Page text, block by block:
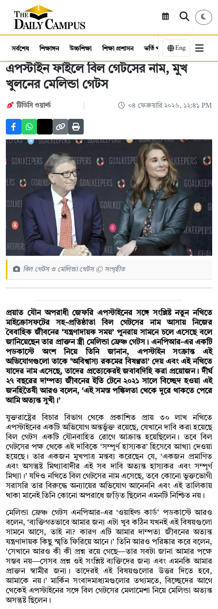
সর্বশেষ শিক্ষাঙ্গন উচ্চশিক্ষা শিক্ষা প্রশাসন ভর্তি পরীক্ষা কর্মসংস্থান
Eng
এপস্টাইন ফাইলে বিল গেটসের নাম, মুখ
খুলনের মেলিন্ডা গেটস
টিডিসি ‍ওয়ার্ল্ড ০৪ ফেব্রুয়ারি ২০২৬, ১২:৪১ PM
বিল গেটস ও মেলিন্ডা গেটস © সংগৃহীত
প্রয়াত যৌন অপরাধী জেফরি এপস্টাইনের সঙ্গে সংশ্লিষ্ট নতুন নথিতে
মাইক্রোসফটের সহ-প্রতিষ্ঠাতা বিল গেটসের নাম আসায় নিজের
বৈবাহিক জীবনের ‘যন্ত্রণাদায়ক সময়’ পুনরায় সামনে চলে এসেছে বলে
জানিয়েছেন তার প্রাক্তন স্ত্রী মেলিন্ডা ফ্রেঞ্চ গেটস। এনপিআর-এর একটি
পডকাস্টে অংশ নিয়ে তিনি জানান, এপস্টাইন সংক্রান্ত এই
অভিযোগগুলো তাকে ‘অবিশ্বাস্য রকমের বিষণ্ণতা’ দেয় এবং এই নথিতে
যাদের নাম এসেছে, তাদের প্রত্যেকেরই জবাবদিহি করা প্রয়োজন। দীর্ঘ
২৭ বছরের দাম্পত্য জীবনের ইতি টেনে ২০২১ সালে বিচ্ছেদ হওয়া এই
জনহিতৈষী আরও বলেন, ‘এই সমস্ত পঙ্কিলতা থেকে দূরে থাকতে পেরে
আমি অত্যন্ত সুখী।’
যুক্তরাষ্ট্রের বিচার বিভাগ থেকে প্রকাশিত প্রায় ৩০ লাখ নথিতে
এপস্টাইনের একটি অভিযোগ অন্তর্ভুক্ত রয়েছে, যেখানে দাবি করা হয়েছে
বিল গেটস একটি যৌনবাহিত রোগে আক্রান্ত হয়েছিলেন। তবে বিল
গেটসের পক্ষ থেকে এই দাবিকে ‘সম্পূর্ণ হাস্যকর’ হিসেবে আখ্যা দেওয়া
হয়েছে। তার একজন মুখপাত্র মন্তব্য করেছেন যে, ‘একজন প্রমাণিত
এবং অসন্তুষ্ট মিথ্যাবাদীর এই সব দাবি অত্যন্ত হাস্যকর এবং সম্পূর্ণ
মিথ্যা।’ যদিও নথিতে বিল গেটসের নাম এসেছে, তবে কোনো ভুক্তভোগী
সরাসরি তার বিরুদ্ধে অন্যায়ের অভিযোগ আনেননি এবং এই তালিকায়
থাকা মানেই তিনি কোনো অপরাধে জড়িত ছিলেন এমনটি নিশ্চিত নয়।
মেলিন্ডা ফ্রেঞ্চ গেটস এনপিআর-এর ‘ওয়াইল্ড কার্ড’ পডকাস্টে আরও
বলেন, ‘ব্যক্তিগতভাবে আমার জন্য এটা খুব কঠিন যখনই এই বিষয়গুলো
সামনে আসে, তাই না? কারণ এটি আমার দাম্পত্য জীবনের অত্যন্ত
যন্ত্রণাদায়ক কিছু স্মৃতি ফিরিয়ে আনে।’ তিনি আরও পরিষ্কার করে বলেন,
‘সেখানে আরও কী কী প্রশ্ন রয়ে গেছে—তার সবটা জানা আমার পক্ষে
সম্ভব নয়—সেসব প্রশ্ন ওই সংশ্লিষ্ট ব্যক্তিদের জন্য এবং এমনকি আমার
প্রাক্তন স্বামীর জন্য। তাদেরই এই বিষয়গুলোর উত্তর দিতে হবে,
আমাকে নয়।’ মার্কিন সংবাদমাধ্যমগুলোর তথ্যমতে, বিচ্ছেদের আগে
থেকেই এপস্টাইনের সঙ্গে বিল গেটসের মেলামেশা নিয়ে মেলিন্ডা অত্যন্ত
অসন্তুষ্ট ছিলেন।